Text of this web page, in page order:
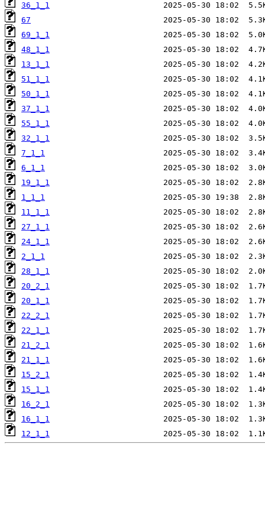
36_1_1
67
69_1_1
48_1_1
13_1_1
51_1_1
50_1_1
37_1_1
55_1_1
32_1_1
7_1_1
6_1_1
19_1_1
1_1_1
11_1_1
27_1_1
24_1_1
2_1_1
28_1_1
20_2_1
20_1_1
22_2_1
22_1_1
21_2_1
21_1_1
15_2_1
15_1_1
16_2_1
16_1_1
12_1_1